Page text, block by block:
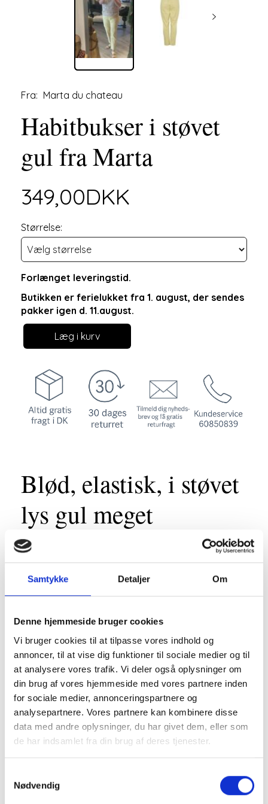
Samtykke Detaljer Om
Denne hjemmeside bruger cookies
Vi bruger cookies til at tilpasse vores indhold og
annoncer, til at vise dig funktioner til sociale medier og til
at analysere vores trafik. Vi deler også oplysninger om
din brug af vores hjemmeside med vores partnere inden
for sociale medier, annonceringspartnere og
analysepartnere. Vores partnere kan kombinere disse
data med andre oplysninger, du har givet dem, eller som
de har indsamlet fra din brug af deres tjenester.
Nødvendig
Fra: Marta du chateau
Habitbukser i støvet
gul fra Marta
349,00DKK
Størrelse:
Forlænget leveringstid.
Butikken er ferielukket fra 1. august, der sendes
pakker igen d. 11.august.
Læg i kurv
Blød, elastisk, i støvet
lys gul meget
behagelige
habitbukser i elastisk
stof fra Marta du
chateau. Fås i utrolig
mange farverse dem
her
Mere information